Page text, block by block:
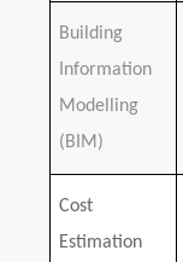
Building
Information
Modelling
(BIM)
Cost
Estimation